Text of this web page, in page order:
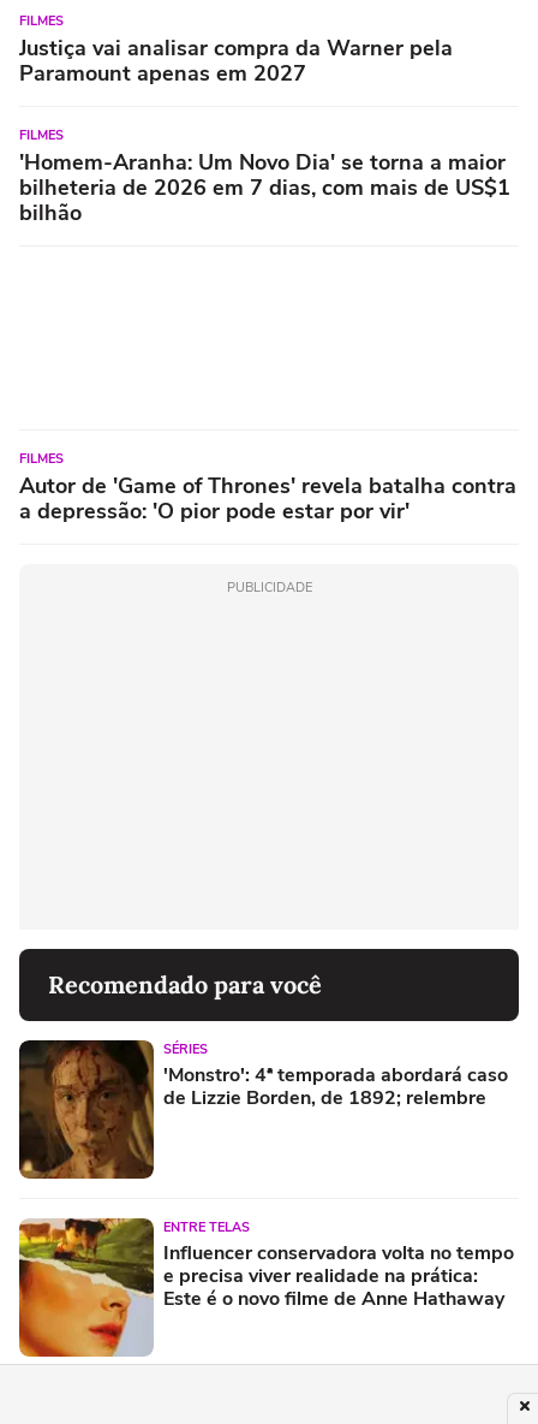
FILMES
Justiça vai analisar compra da Warner pela
Paramount apenas em 2027
FILMES
'Homem-Aranha: Um Novo Dia' se torna a maior
bilheteria de 2026 em 7 dias, com mais de US$1
bilhão
FILMES
Autor de 'Game of Thrones' revela batalha contra
a depressão: 'O pior pode estar por vir'
PUBLICIDADE
Recomendado para você
SÉRIES
'Monstro': 4ª temporada abordará caso
de Lizzie Borden, de 1892; relembre
ENTRE TELAS
Influencer conservadora volta no tempo
e precisa viver realidade na prática:
Este é o novo filme de Anne Hathaway